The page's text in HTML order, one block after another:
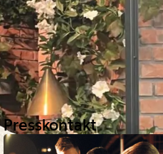
Presskontakt